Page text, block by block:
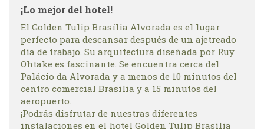
¡Lo mejor del hotel!
El Golden Tulip Brasília Alvorada es el lugar
perfecto para descansar después de un ajetreado
día de trabajo. Su arquitectura diseñada por Ruy
Ohtake es fascinante. Se encuentra cerca del
Palácio da Alvorada y a menos de 10 minutos del
centro comercial Brasilia y a 15 minutos del
aeropuerto.
¡Podrás disfrutar de nuestras diferentes
instalaciones en el hotel Golden Tulip Brasília